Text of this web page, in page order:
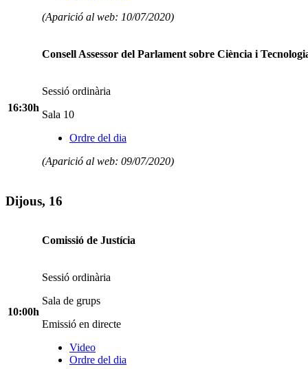
(Aparició al web: 10/07/2020)
16:30h
Consell Assessor del Parlament sobre Ciència i
Sessió ordinària
Sala 10
Ordre del dia
(Aparició al web: 09/07/2020)
Dijous, 16
10:00h
Comissió de Justícia
Sessió ordinària
Sala de grups
Emissió en directe
Video
Ordre del dia